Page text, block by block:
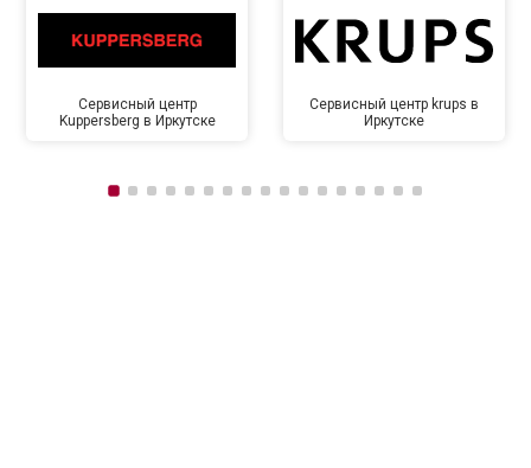
Сервисный центр
Kuppersberg в Иркутске
Сервисный центр krups в
Иркутске